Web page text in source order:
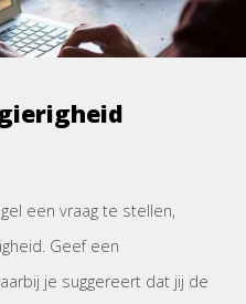
een vraag te stellen,
Geef een
je suggereert dat jij de